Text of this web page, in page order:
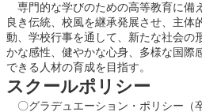
専門的な学びのための高等教育に備
良き伝統、校風を継承発展させ、主体
動、学校行事を通して、新たな社会の
かな感性、健やかな心身、多様な国際
できる人材の育成を目指す。
スクールポリシー
〇グラデュエーション・ポリシー（